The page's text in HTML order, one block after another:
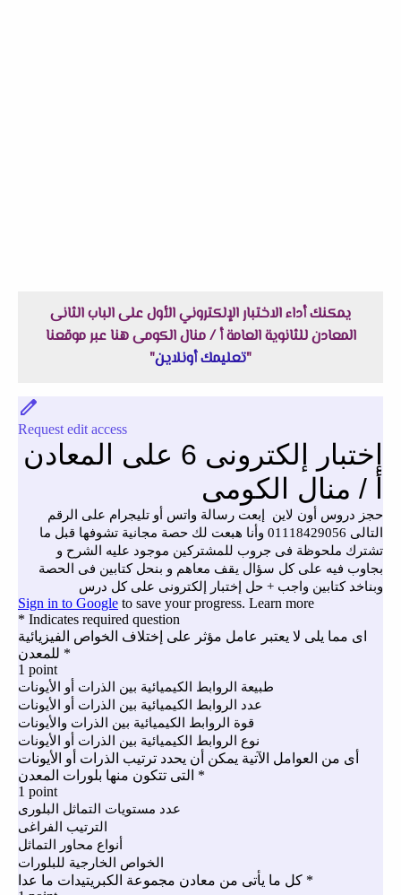
يمكنك أداء الاختبار الإلكتروني الأول على الباب الثانى
المعادن للثانوية العامة أ / منال الكومى هنا عبر موقعنا
"تعليمك أونلاين"